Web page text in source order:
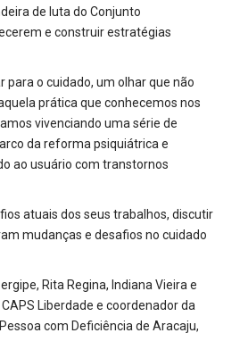
de luta do Conjunto
e construir estratégias
o cuidado, um olhar que não
prática que conhecemos nos
vivenciando uma série de
da reforma psiquiátrica e
ao usuário com transtornos
atuais dos seus trabalhos, discutir
mudanças e desafios no cuidado
Rita Regina, Indiana Vieira e
Liberdade e coordenador da
com Deficiência de Aracaju,